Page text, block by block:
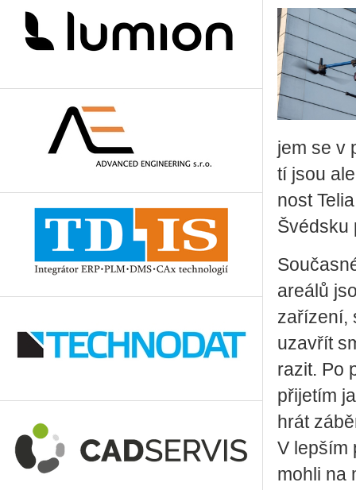
jem se v
tí jsou
nost
Švéd­sku
are­á­lů
za­ří­ze­ní,
uzavřít
ra­zit. Po
při­je­tím
hrát
V lep­ším
mohli na